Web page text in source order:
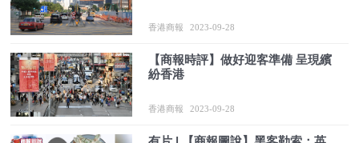
香港商報 2023-09-28
【商報時評】做好迎客準備 呈現繽
紛香港
香港商報 2023-09-28